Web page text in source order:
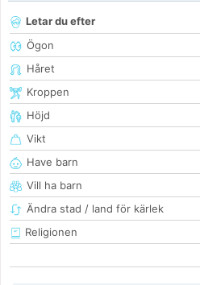
Letar du efter
Ögon
Håret
Kroppen
Höjd
Vikt
Have barn
Vill ha barn
Ändra stad / land för kärlek
Religionen